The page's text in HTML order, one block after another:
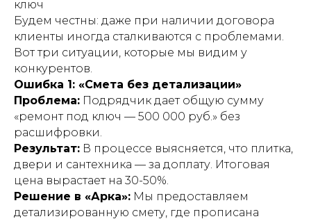
ключ
Будем честны: даже при наличии договора
клиенты иногда сталкиваются с проблемами.
Вот три ситуации, которые мы видим у
конкурентов.
Ошибка 1: «Смета без детализации»
Проблема: Подрядчик дает общую сумму
«ремонт под ключ — 500 000 руб.» без
расшифровки.
Результат: В процессе выясняется, что плитка,
двери и сантехника — за доплату. Итоговая
цена вырастает на 30-50%.
Решение в «Арка»: Мы предоставляем
детализированную смету, где прописана